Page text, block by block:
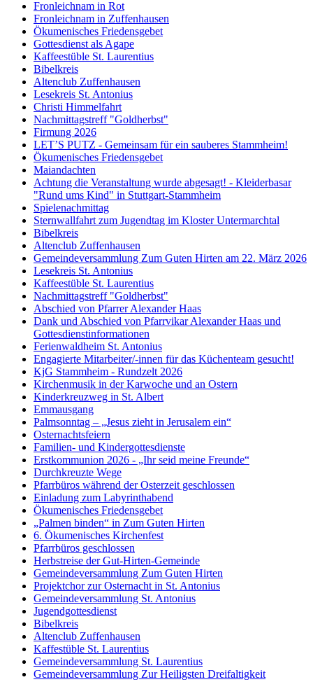
Fronleichnam in Rot
Fronleichnam in Zuffenhausen
Ökumenisches Friedensgebet
Gottesdienst als Agape
Kaffeestüble St. Laurentius
Bibelkreis
Altenclub Zuffenhausen
Lesekreis St. Antonius
Christi Himmelfahrt
Nachmittagstreff "Goldherbst"
Firmung 2026
LET’S PUTZ - Gemeinsam für ein sauberes Stammheim!
Ökumenisches Friedensgebet
Maiandachten
Achtung die Veranstaltung wurde abgesagt! - Kleiderbasar
"Rund ums Kind" in Stuttgart-Stammheim
Spielenachmittag
Sternwallfahrt zum Jugendtag im Kloster Untermarchtal
Bibelkreis
Altenclub Zuffenhausen
Gemeindeversammlung Zum Guten Hirten am 22. März 2026
Lesekreis St. Antonius
Kaffeestüble St. Laurentius
Nachmittagstreff "Goldherbst"
Abschied von Pfarrer Alexander Haas
Dank und Abschied von Pfarrvikar Alexander Haas und
Gottesdienstinformationen
Ferienwaldheim St. Antonius
Engagierte Mitarbeiter/-innen für das Küchenteam gesucht!
KjG Stammheim - Rundzelt 2026
Kirchenmusik in der Karwoche und an Ostern
Kinderkreuzweg in St. Albert
Emmausgang
Palmsonntag – „Jesus zieht in Jerusalem ein“
Osternachtsfeiern
Familien- und Kindergottesdienste
Erstkommunion 2026 - „Ihr seid meine Freunde“
Durchkreuzte Wege
Pfarrbüros während der Osterzeit geschlossen
Einladung zum Labyrinthabend
Ökumenisches Friedensgebet
„Palmen binden“ in Zum Guten Hirten
6. Ökumenisches Kirchenfest
Pfarrbüros geschlossen
Herbstreise der Gut-Hirten-Gemeinde
Gemeindeversammlung Zum Guten Hirten
Projektchor zur Osternacht in St. Antonius
Gemeindeversammlung St. Antonius
Jugendgottesdienst
Bibelkreis
Altenclub Zuffenhausen
Kaffestüble St. Laurentius
Gemeindeversammlung St. Laurentius
Gemeindeversammlung Zur Heiligsten Dreifaltigkeit